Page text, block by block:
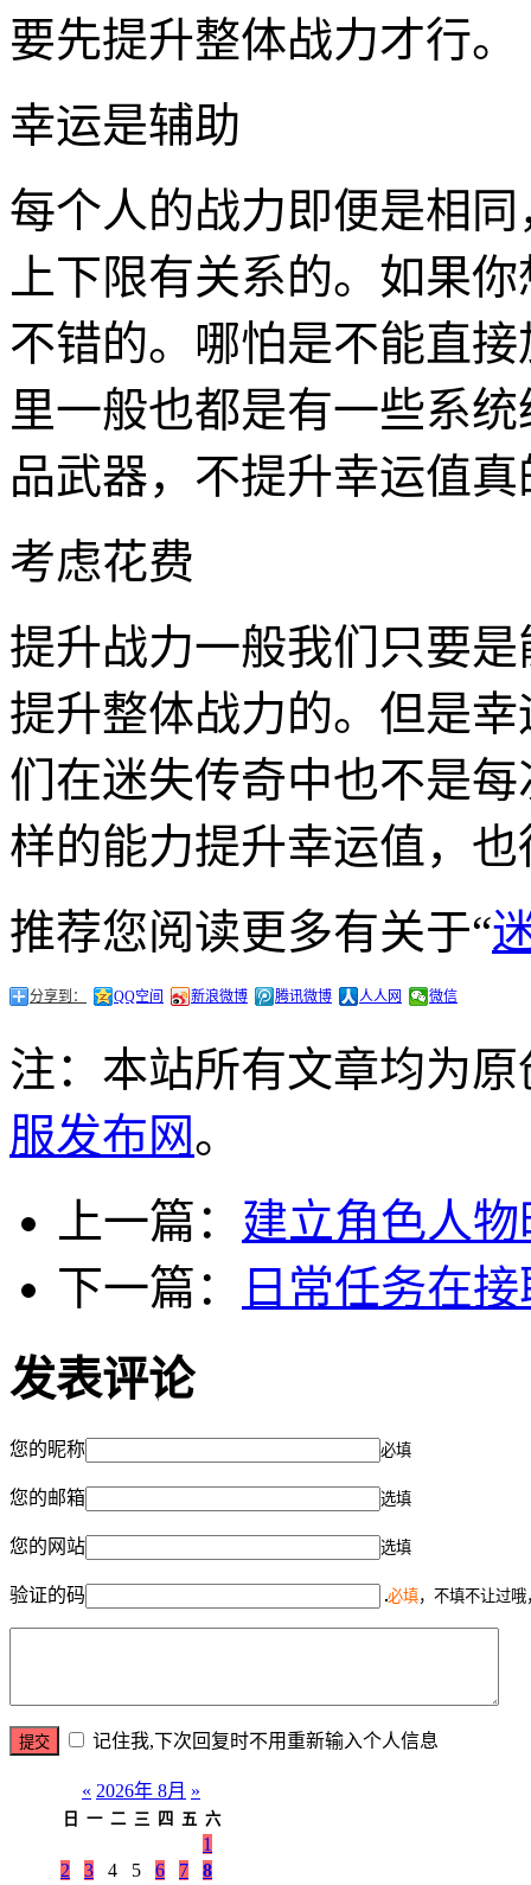
要先提升整体战力才行。
幸运是辅助
每个人的战力即便是相
上下限有关系的。如果
不错的。哪怕是不能直
里一般也都是有一些系
品武器，不提升幸运值
考虑花费
提升战力一般我们只要
提升整体战力的。但是
们在迷失传奇中也不是
样的能力提升幸运值，
推荐您阅读更多有关于“
分享到： QQ空间 新浪微博 腾讯微博 人人网 微信
注：本站所有文章均为
服发布网。
上一篇： 建立角色人
下一篇：
日常任务在
发表评论
您的昵称 必填
您的邮箱 选填
您的网站 选填
验证的码 必填，不填不让过
记住我,下次回复时不用重新输入个人信息
« 2026年 8月 »
日 一 二 三 四 五 六
1
2
3 4 5 6 7
8